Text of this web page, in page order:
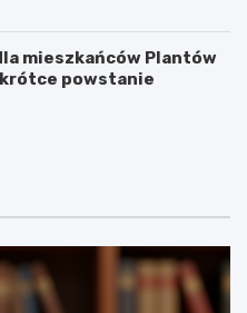
mieszkańców Plantów
powstanie